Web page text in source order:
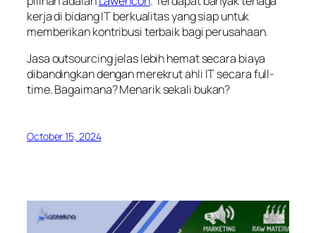
kerja di bidang IT berkualitas yang siap untuk
memberikan kontribusi terbaik bagi perusahaan.
Jasaoutsourcingjelas lebih hemat secara biaya
dibandingkan dengan merekrut ahli IT secarafull-
time. Bagaimana? Menarik sekali bukan?
October 15, 2024